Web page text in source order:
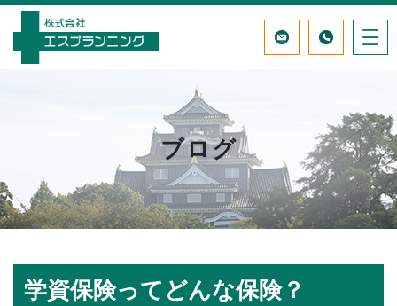
ブログ
学資保険ってどんな保険？